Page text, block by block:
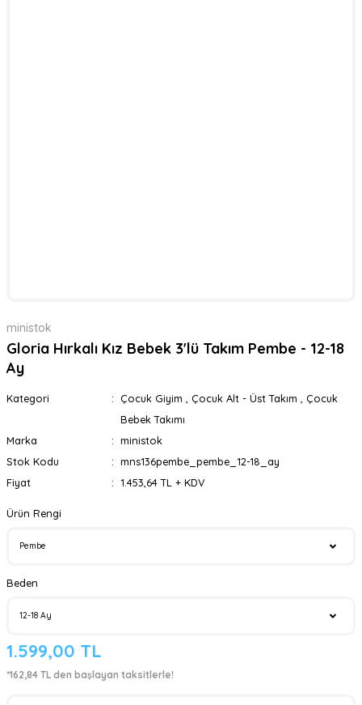
ministok
Gloria Hırkalı Kız Bebek 3'lü Takım Pembe - 12-18
Ay
Kategori Çocuk Giyim Çocuk Alt - Üst Takım
Çocuk
Bebek Takımı
Marka
ministok
Stok Kodu
mns136pembe_pembe_12-18_ay
Fiyat
1.453,64 TL + KDV
Ürün Rengi
Beden
1.599,00 TL
*162,84 TL den başlayan taksitlerle!